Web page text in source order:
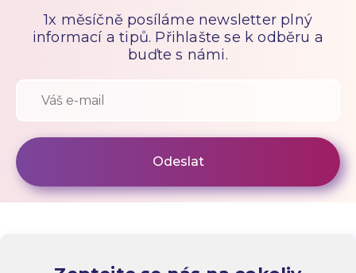
1x měsíčně posíláme newsletter plný
informací a tipů. Přihlašte se k odběru a
buďte s námi.